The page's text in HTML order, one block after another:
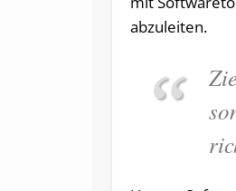
abzuleiten.